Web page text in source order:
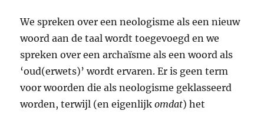
We spreken over een neologisme als een nieuw
woord aan de taal wordt toegevoegd en we
spreken over een archaïsme als een woord als
‘oud(erwets)’ wordt ervaren. Er is geen term
voor woorden die als neologisme geklasseerd
worden, terwijl (en eigenlijkomdat) het